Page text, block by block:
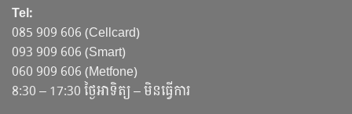
Tel:
085 909 606 (Cellcard)
093 909 606 (Smart)
060 909 606 (Metfone)
8:30 – 17:30 ថ្ងៃអាទិត្យ – មិនធ្វើការ